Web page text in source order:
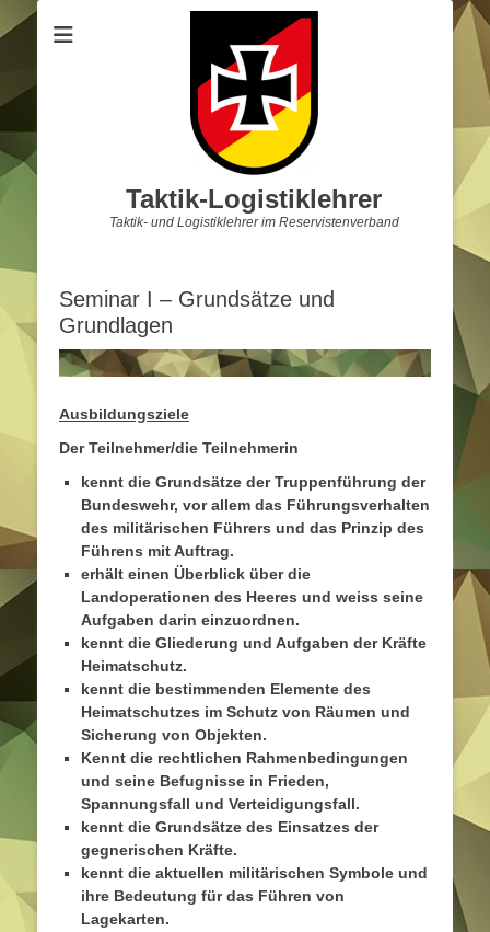
Taktik-Logistiklehrer
Taktik- und Logistiklehrer im Reservistenverband
Seminar I – Grundsätze und
Grundlagen
Ausbildungsziele
Der Teilnehmer/die Teilnehmerin
kennt die Grundsätze der Truppenführung der
Bundeswehr, vor allem das Führungsverhalten
des militärischen Führers und das Prinzip des
Führens mit Auftrag.
erhält einen Überblick über die
Landoperationen des Heeres und weiss seine
Aufgaben darin einzuordnen.
kennt die Gliederung und Aufgaben der Kräfte
Heimatschutz.
kennt die bestimmenden Elemente des
Heimatschutzes im Schutz von Räumen und
Sicherung von Objekten.
Kennt die rechtlichen Rahmenbedingungen
und seine Befugnisse in Frieden,
Spannungsfall und Verteidigungsfall.
kennt die Grundsätze des Einsatzes der
gegnerischen Kräfte.
kennt die aktuellen militärischen Symbole und
ihre Bedeutung für das Führen von
Lagekarten.